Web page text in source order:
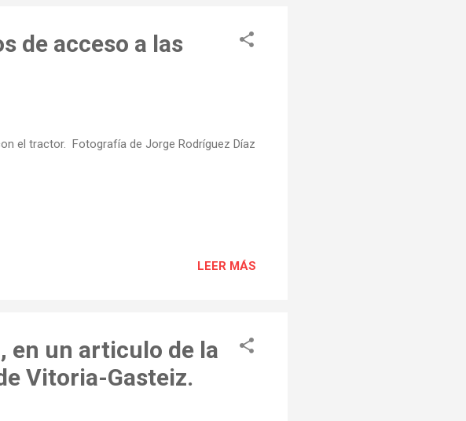
de acceso a las
el tractor. Fotografía de Jorge Rodríguez Díaz
LEER MÁS
en un articulo de la
Vitoria-Gasteiz.